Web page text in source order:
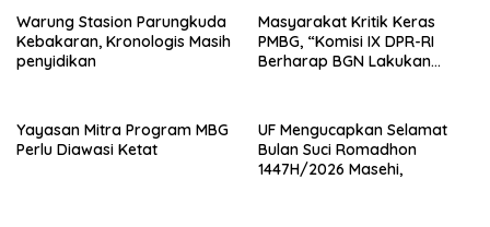
Warung Stasion Parungkuda
Kebakaran, Kronologis Masih
penyidikan
Masyarakat Kritik Keras
PMBG, “Komisi IX DPR-RI
Berharap BGN Lakukan
Yayasan Mitra Program MBG
Perlu Diawasi Ketat
UF Mengucapkan Selamat
Bulan Suci Romadhon
1447H/2026 Masehi,